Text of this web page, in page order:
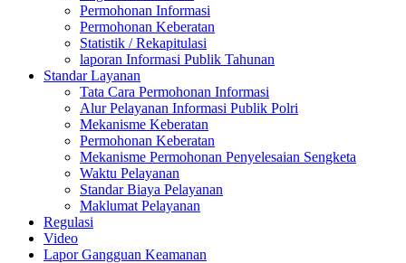
Permohonan Informasi
Permohonan Keberatan
Statistik / Rekapitulasi
laporan Informasi Publik Tahunan
Standar Layanan
Tata Cara Permohonan Informasi
Alur Pelayanan Informasi Publik Polri
Mekanisme Keberatan
Permohonan Keberatan
Mekanisme Permohonan Penyelesaian Sengketa
Waktu Pelayanan
Standar Biaya Pelayanan
Maklumat Pelayanan
Regulasi
Video
Lapor Gangguan Keamanan